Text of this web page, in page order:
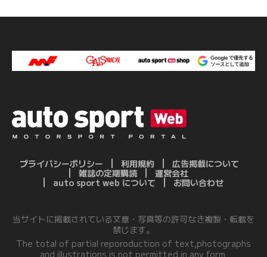
プライバシーポリシー 利用規約
広告掲載について
雑誌の定期購読
運営会社
auto sport web について
お問い合わせ
当サイトに掲載されている文章・写真等の許可なき複製・転載を
禁じます。
The total of partial reporoduction of text,photographs
and illustrations is not permitted in any form.